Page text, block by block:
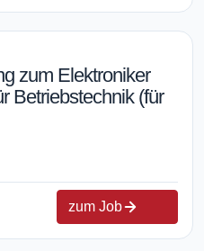
zum Elektroniker
Betriebstechnik (für
zum Job